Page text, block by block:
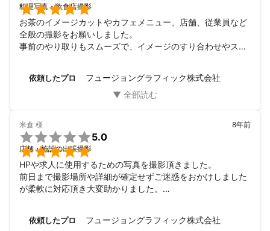

料理写真・飲食店撮影
お茶のイメージカットやカフェメニュー、店舗、従業員など
全般の撮影をお願いしました。
事前のやり取りもスムーズで、イメージのすり合わせやスケ
真の仕上がりも素晴らしく、大変満足しています。
依頼したプロ フュージョングラフィック株式会社
米倉 様


5.0
店舗・施設の出張撮影
8年前
HPや求人に使用するための写真を撮影頂きました。
前日まで撮影場所や詳細が確定せずご迷惑をおかけしました
が柔軟に対応頂き大変助かりました。
レタッチ後の完成品は本当に素晴らしいものでした。
依頼したプロ フュージョングラフィック株式会社